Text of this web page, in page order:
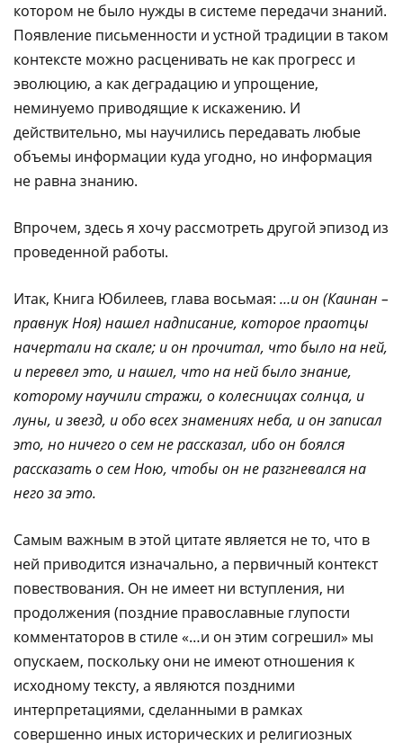
котором не было нужды в системе передачи знаний.
Появление письменности и устной традиции в таком
контексте можно расценивать не как прогресс и
эволюцию, а как деградацию и упрощение,
неминуемо приводящие к искажению. И
действительно, мы научились передавать любые
объемы информации куда угодно, но информация
не равна знанию.
Впрочем, здесь я хочу рассмотреть другой эпизод из
проведенной работы.
Итак, Книга Юбилеев, глава восьмая: …и он (Каинан –
правнук Ноя) нашел надписание, которое праотцы
начертали на скале; и он прочитал, что было на ней,
и перевел это, и нашел, что на ней было знание,
которому научили стражи, о колесницах солнца, и
луны, и звезд, и обо всех знамениях неба, и он записал
это, но ничего о сем не рассказал, ибо он боялся
рассказать о сем Ною, чтобы он не разгневался на
него за это.
Cамым важным в этой цитате является не то, что в
ней приводится изначально, а первичный контекст
повествования. Он не имеет ни вступления, ни
продолжения (поздние православные глупости
комментаторов в стиле «…и он этим согрешил» мы
опускаем, поскольку они не имеют отношения к
исходному тексту, а являются поздними
интерпретациями, сделанными в рамках
совершенно иных исторических и религиозных